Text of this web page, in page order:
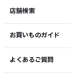
店舗検索
お買いものガイド
よくあるご質問